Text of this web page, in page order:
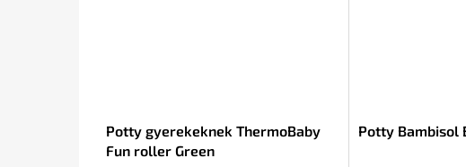
Potty gyerekeknek ThermoBaby
Fun roller Green
Potty Bambisol